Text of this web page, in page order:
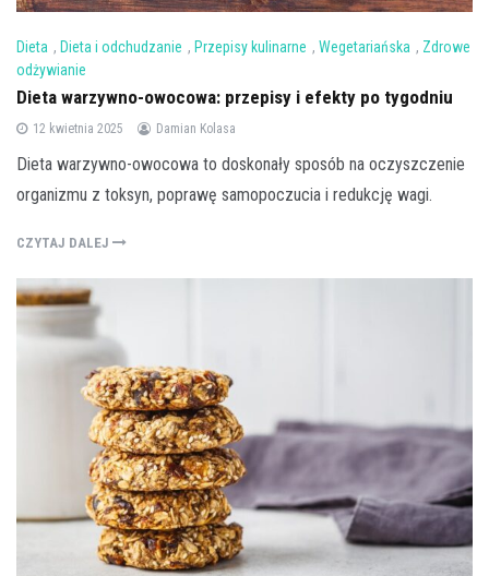
Dieta , Dieta i odchudzanie , Przepisy kulinarne , Wegetariańska , Zdrowe
odżywianie
Dieta warzywno-owocowa: przepisy i efekty po tygodniu
12 kwietnia 2025 Damian Kolasa
Dieta warzywno-owocowa to doskonały sposób na oczyszczenie
organizmu z toksyn, poprawę samopoczucia i redukcję wagi.
CZYTAJ DALEJ